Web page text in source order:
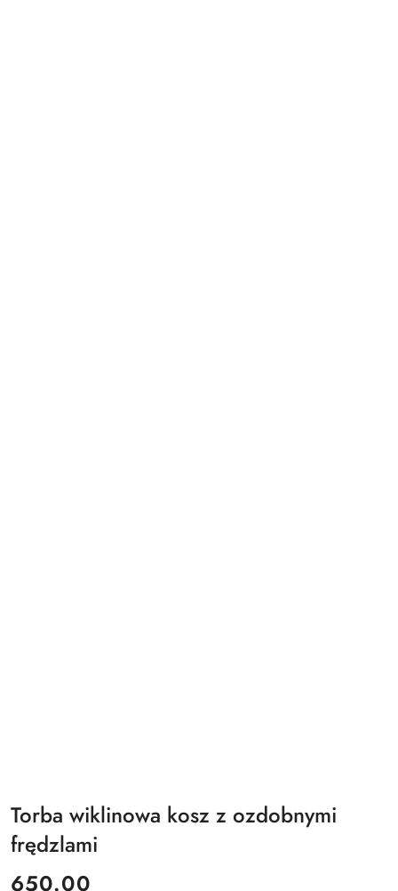
Torba wiklinowa kosz z ozdobnymi
frędzlami
cena:
650.00